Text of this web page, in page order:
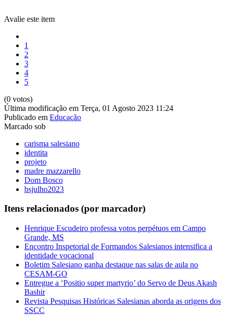
Avalie este item
1
2
3
4
5
(0 votos)
Última modificação em Terça, 01 Agosto 2023 11:24
Publicado em Educação
Marcado sob
carisma salesiano
identita
projeto
madre mazzarello
Dom Bosco
bsjulho2023
Itens relacionados (por marcador)
Henrique Escudeiro professa votos perpétuos em Campo
Grande, MS
Encontro Inspetorial de Formandos Salesianos intensifica a
identidade vocacional
Boletim Salesiano ganha destaque nas salas de aula no
CESAM-GO
Entregue a ‘Positio super martyrio’ do Servo de Deus Akash
Bashir
Revista Pesquisas Históricas Salesianas aborda as origens dos
SSCC